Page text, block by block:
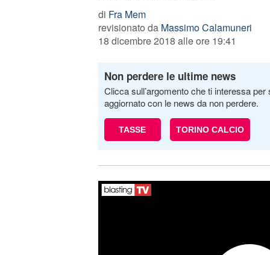
di Fra Mem
revisionato da Massimo Calamuneri
18 dicembre 2018 alle ore 19:41
Non perdere le ultime news
Clicca sull’argomento che ti interessa
aggiornato con le news da non perdere.
TASSE TORINO CALCIO